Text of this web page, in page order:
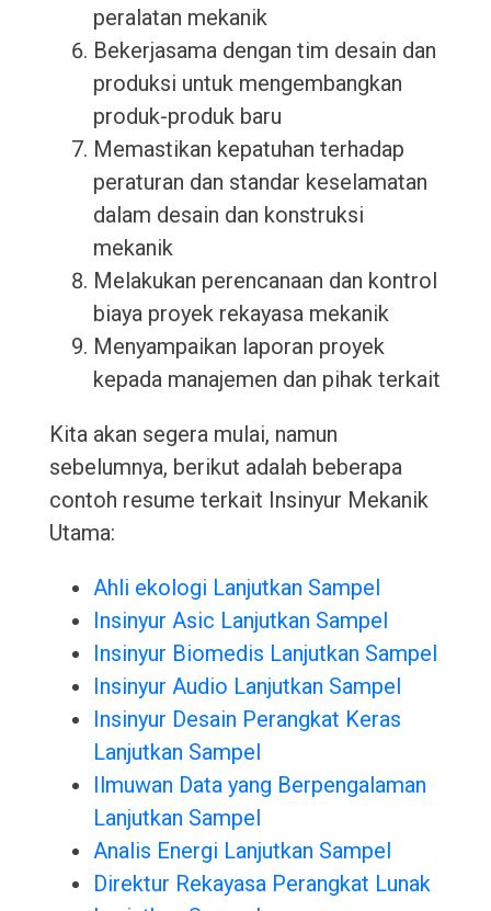
peralatan mekanik
Bekerjasama dengan tim desain dan
produksi untuk mengembangkan
produk-produk baru
Memastikan kepatuhan terhadap
peraturan dan standar keselamatan
dalam desain dan konstruksi
mekanik
Melakukan perencanaan dan kontrol
biaya proyek rekayasa mekanik
Menyampaikan laporan proyek
kepada manajemen dan pihak terkait
Kita akan segera mulai, namun
sebelumnya, berikut adalah beberapa
contoh resume terkait Insinyur Mekanik
Utama:
Ahli ekologi Lanjutkan Sampel
Insinyur Asic Lanjutkan Sampel
Insinyur Biomedis Lanjutkan Sampel
Insinyur Audio Lanjutkan Sampel
Insinyur Desain Perangkat Keras
Lanjutkan Sampel
Ilmuwan Data yang Berpengalaman
Lanjutkan Sampel
Analis Energi Lanjutkan Sampel
Direktur Rekayasa Perangkat Lunak